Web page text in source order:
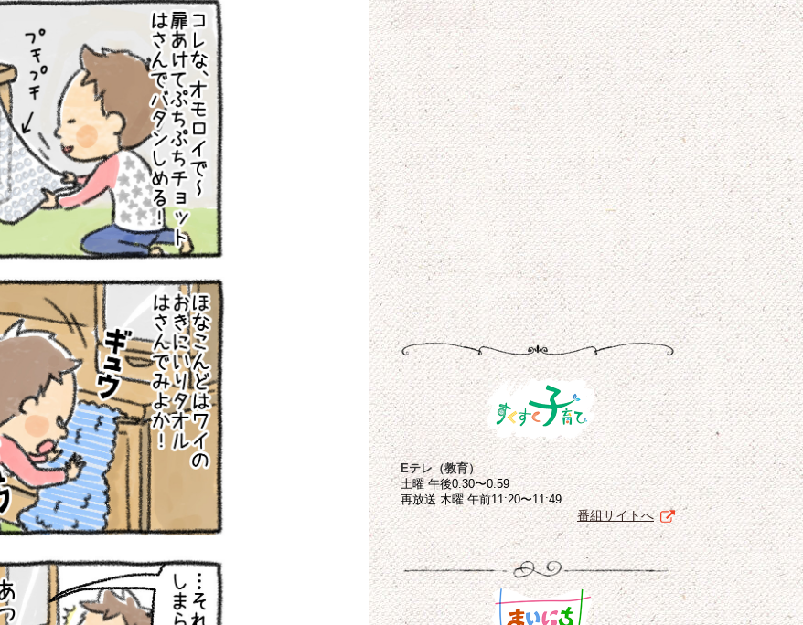
Eテレ（教育）
土曜 午後0:30〜0:59
再放送 木曜 午前11:20〜11:49
番組サイトへ